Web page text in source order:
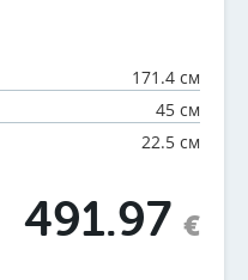
171.4 см
45 см
22.5 см
491.97 €